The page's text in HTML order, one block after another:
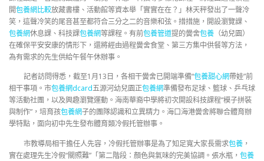
開包養網比較放藏書樓、活動館等資本舉「實實在在？」林天秤發出了一聲冷
笑，這聲冷笑的尾音甚至都符合三分之二的音樂和弦。措措施，開設瀏覽課、
包養網休息課、科技課包養網等課程。有前包養管道提的黌舍包養 （幼兒園）
在確保平安安康的情形下，還將經由過程黌舍食堂、第三方集中供餐等方法，
為有需求的先生供給午餐午休辦事。
記者訪問得悉，截至1月13日，各相干黌舍已開端準備“包養甜心網帶娃”前
相干事項。市包養網dcard五源河幼兒園正包養網準備發布足球、籃球、乒乓球
等活動社團，以及興趣瀏覽運動。海南華裔中學將初次開設科技課程“模子拼裝
與制作”，培育孩包養網子的團隊認識和立異精力。海口海港黌舍將聯合體育辦
學特點，面向初中先生發布體育類冷假托管辦事。
市教導局相干擔任人先容，冷假托管辦事是為了知足寬大家長需求包養，
實在處理先生冷假“關照難”「第二階段：顏色與氣味的完美協調。張水瓶， 包養